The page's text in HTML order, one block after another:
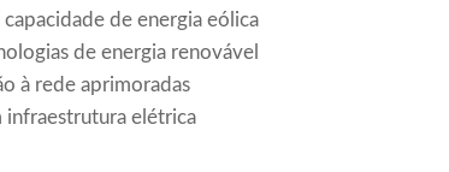
de energia eólica
de energia renovável
à rede aprimoradas
infraestrutura elétrica